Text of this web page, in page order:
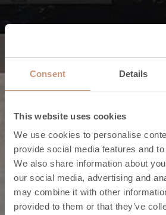
Consent Details
This website uses cookies
We use cookies to personalise
provide social media features and
We also share information about
our social media, advertising and
may combine it with other
provided to them or that they’ve
Poêles
Trouvez